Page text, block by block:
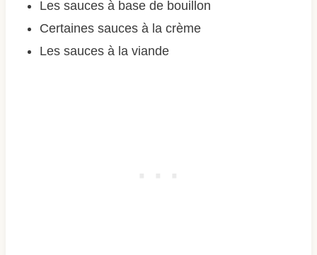
Les sauces à base de bouillon
Certaines sauces à la crème
Les sauces à la viande